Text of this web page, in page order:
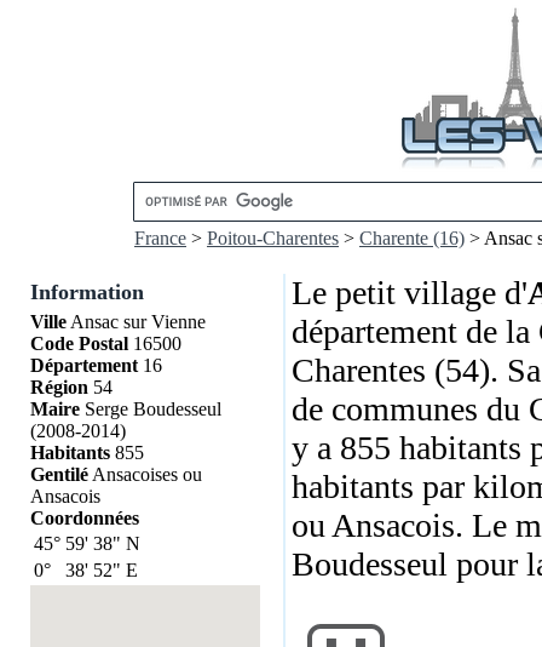
France > Poitou-Charentes > Charente (16) > Ansac
Information
VilleAnsac sur Vienne
Code Postal16500
Département16
Région 54
MaireSerge Boudesseul
(2008-2014)
Habitants855
GentiléAnsacoises ou
Ansacois
Coordonnées
45° 59' 38" N
0°
38' 52" E
Le petit village d'
département de
Charentes (54).
de communes du
y a 855 habitants
habitants par
ou Ansacois. Le
Boudesseul pour